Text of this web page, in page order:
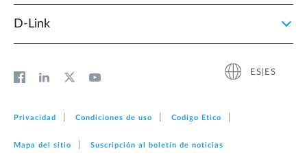
D‑Link
ES|ES
Privacidad Condiciones de uso Codigo Etico
Mapa del sitio Suscripción al boletín de noticias